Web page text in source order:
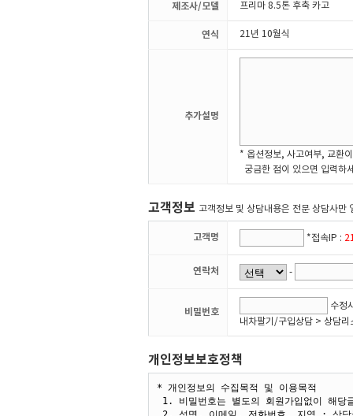
제조사/모델 프리마 8.5톤 후축 카고
연식 21년 10월식
추가설명
* 옵션정보, 사고여부, 교환
궁금한 점이 있으면 입력하
고객정보 고객정보 및 상담내용은 전문 상담사만
고객명 *접속IP :
연락처 -
비밀번호
수정
내차팔기/구입상담 > 상담리
개인정보보호정책